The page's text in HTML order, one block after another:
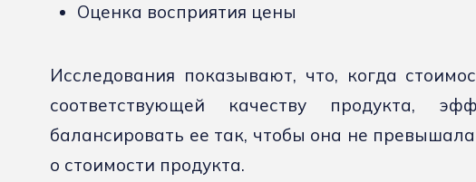
Оценка восприятия цены
Исследования показывают, что, когда
соответствующей качеству продукта,
балансировать ее так, чтобы она не
о стоимости продукта.